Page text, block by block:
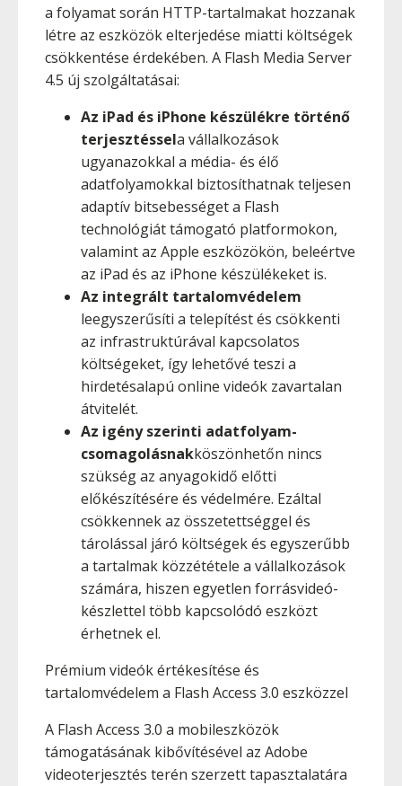
a folyamat során HTTP-tartalmakat hozzanak
létre az eszközök elterjedése miatti költségek
csökkentése érdekében. A Flash Media Server
4.5 új szolgáltatásai:
Az iPad és iPhone készülékre történő
terjesztéssela vállalkozások
ugyanazokkal a média- és élő
adatfolyamokkal biztosíthatnak teljesen
adaptív bitsebességet a Flash
technológiát támogató platformokon,
valamint az Apple eszközökön, beleértve
az iPad és az iPhone készülékeket is.
Az integrált tartalomvédelem
leegyszerűsíti a telepítést és csökkenti
az infrastruktúrával kapcsolatos
költségeket, így lehetővé teszi a
hirdetésalapú online videók zavartalan
átvitelét.
Az igény szerinti adatfolyam-
csomagolásnakköszönhetőn nincs
szükség az anyagokidő előtti
előkészítésére és védelmére. Ezáltal
csökkennek az összetettséggel és
tárolással járó költségek és egyszerűbb
a tartalmak közzététele a vállalkozások
számára, hiszen egyetlen forrásvideó-
készlettel több kapcsolódó eszközt
érhetnek el.
Prémium videók értékesítése és
tartalomvédelem a Flash Access 3.0 eszközzel
A Flash Access 3.0 a mobileszközök
támogatásának kibővítésével az Adobe
videoterjesztés terén szerzett tapasztalatára